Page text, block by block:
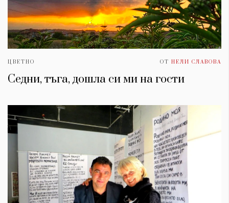
ЦВЕТНО ОТ НЕЛИ СЛАВОВА
Седни, тъга, дошла си ми на гости